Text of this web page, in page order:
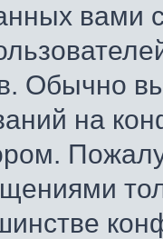
Обычно
на